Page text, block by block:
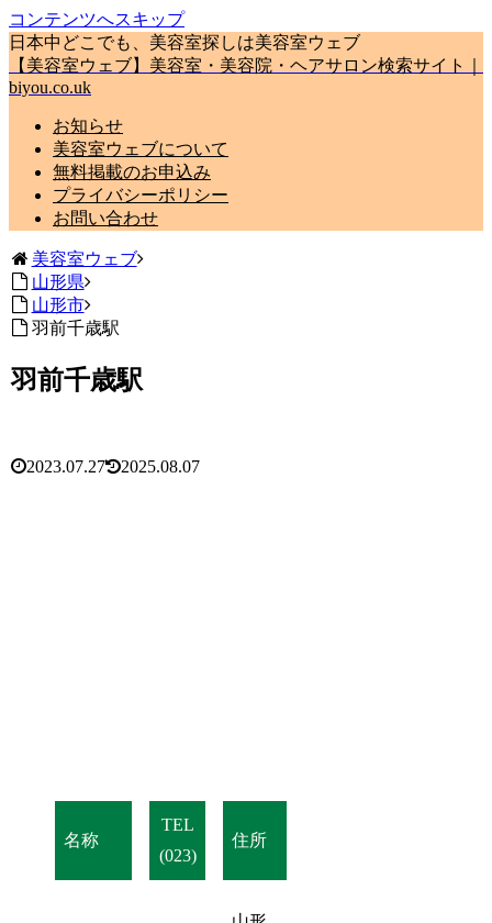
コンテンツへスキップ
日本中どこでも、美容室探しは美容室ウェブ
【美容室ウェブ】美容室・美容院・ヘアサロン検索サイト｜
biyou.co.uk
お知らせ
美容室ウェブについて
無料掲載のお申込み
プライバシーポリシー
お問い合わせ
美容室ウェブ
山形県
山形市
羽前千歳駅
羽前千歳駅
2023.07.27 2025.08.07
名称
TEL
(023)
住所